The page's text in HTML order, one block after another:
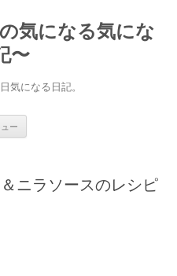
気になる気にな
〜
気になる日記。
ー
ニラソースのレシピ